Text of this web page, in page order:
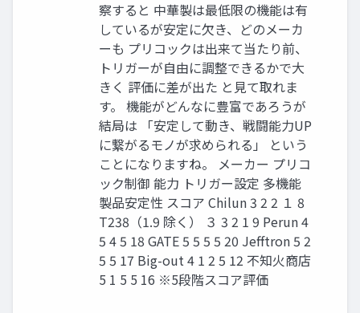
察すると 中華製は最低限の機能は有
しているが安定に欠き、どのメーカ
ーも プリコックは出来て当たり前、
トリガーが自由に調整できるかで大
きく 評価に差が出た と見て取れま
す。 機能がどんなに豊富であろうが
結局は 「安定して動き、戦闘能力UP
に繋がるモノが求められる」 という
ことになりますね。 メーカー プリコ
ック制御 能力 トリガー設定 多機能
製品安定性 スコア Chilun 3 2 2 １ 8
T238（1.9 除く） ３ 3 2 1 9 Perun 4
5 4 5 18 GATE 5 5 5 5 20 Jefftron 5 2
5 5 17 Big-out 4 1 2 5 12 不知火商店
5 1 5 5 16 ※5段階スコア評価